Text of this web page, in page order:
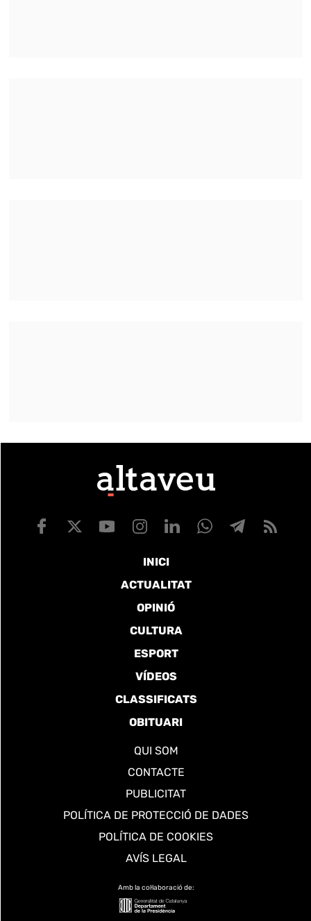
INICI
ACTUALITAT
OPINIÓ
CULTURA
ESPORT
VÍDEOS
CLASSIFICATS
OBITUARI
QUI SOM
CONTACTE
PUBLICITAT
POLÍTICA DE PROTECCIÓ DE DADES
POLÍTICA DE COOKIES
AVÍS LEGAL
Amb la col·laboració de: